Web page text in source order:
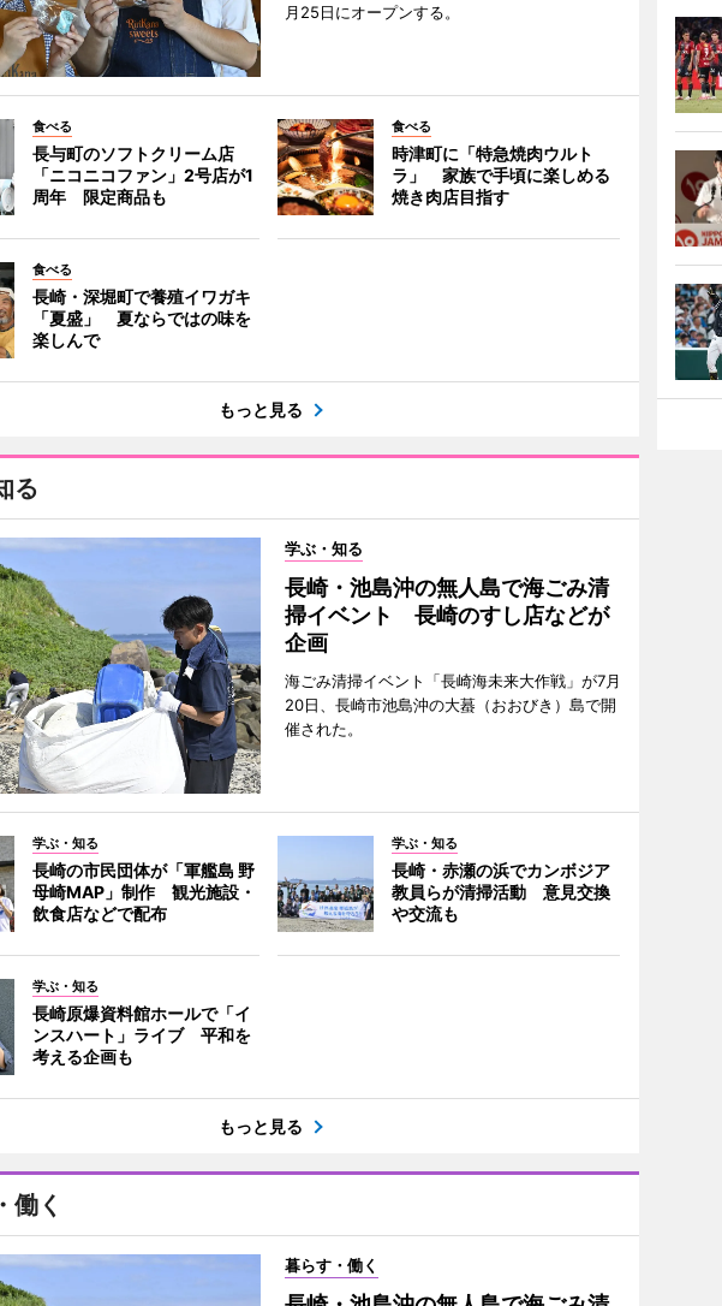
月25日にオープンする。
食べる
長与町のソフトクリーム店
「ニコニコファン」2号店が1
周年 限定商品も
食べる
時津町に「特急焼肉ウルト
ラ」 家族で手頃に楽しめる
焼き肉店目指す
食べる
長崎・深堀町で養殖イワガキ
「夏盛」 夏ならではの味を
楽しんで
もっと見る
る
学ぶ・知る
長崎・池島沖の無人島で海ごみ清
掃イベント 長崎のすし店などが
企画
海ごみ清掃イベント「長崎海未来大作戦」が7月
20日、長崎市池島沖の大蟇（おおびき）島で開
催された。
学ぶ・知る
長崎の市民団体が「軍艦島 野
母崎MAP」制作 観光施設・
飲食店などで配布
学ぶ・知る
長崎・赤瀬の浜でカンボジア
教員らが清掃活動 意見交換
や交流も
学ぶ・知る
長崎原爆資料館ホールで「イ
ンスハート」ライブ 平和を
考える企画も
もっと見る
働く
暮らす・働く